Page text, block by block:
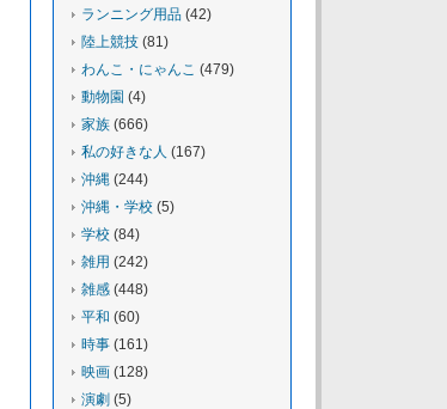
ランニング用品 (42)
陸上競技 (81)
わんこ・にゃんこ (479)
動物園 (4)
家族 (666)
私の好きな人 (167)
沖縄 (244)
沖縄・学校 (5)
学校 (84)
雑用 (242)
雑感 (448)
平和 (60)
時事 (161)
映画 (128)
演劇 (5)